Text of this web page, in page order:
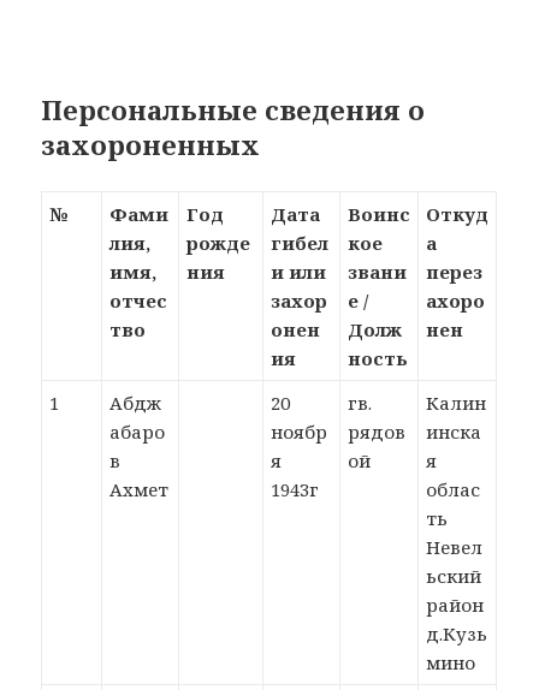
Персональные сведения о
захороненных
№
Фами
лия,
имя,
отчес
тво
Год
рожде
ния
Дата
гибел
и или
захор
онен
ия
Воинс
кое
звани
е /
Долж
ность
Откуд
а
перез
ахоро
нен
1
Абдж
абаро
в
Ахмет
20
ноябр
я
1943г
гв.
рядов
ой
Калин
инска
я
облас
ть
Невел
ьский
район
д.Кузь
мино